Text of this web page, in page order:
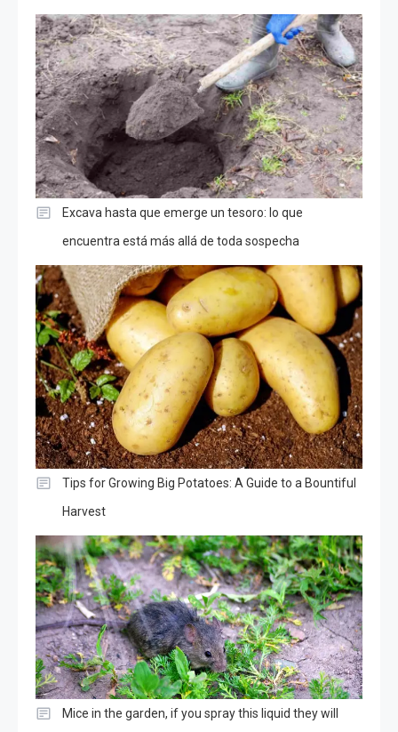
Excava hasta que emerge un tesoro: lo que
encuentra está más allá de toda sospecha
Tips for Growing Big Potatoes: A Guide to a Bountiful
Harvest
Mice in the garden, if you spray this liquid they will